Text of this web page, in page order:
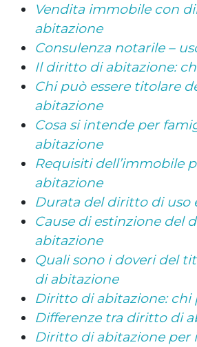
Vendita immobile con
abitazione
Consulenza notarile –
Il diritto di abitazione:
Chi può essere titolare
abitazione
Cosa si intende per
abitazione
Requisiti dell’immobile
abitazione
Durata del diritto di uso
Cause di estinzione del
abitazione
Quali sono i doveri del
di abitazione
Diritto di abitazione: chi
Differenze tra diritto di
Diritto di abitazione per